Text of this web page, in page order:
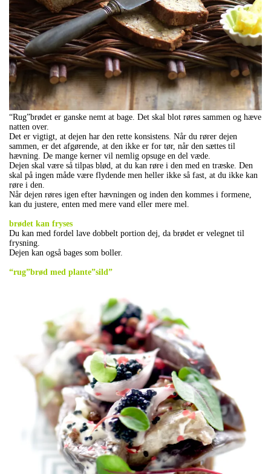
“Rug”brødet er ganske nemt at bage. Det skal blot røres sammen og hæve
natten over.
Det er vigtigt, at dejen har den rette konsistens. Når du rører dejen
sammen, er det afgørende, at den ikke er for tør, når den sættes til
hævning. De mange kerner vil nemlig opsuge en del væde.
Dejen skal være så tilpas blød, at du kan røre i den med en træske. Den
skal på ingen måde være flydende men heller ikke så fast, at du ikke kan
røre i den.
Når dejen røres igen efter hævningen og inden den kommes i formene,
kan du justere, enten med mere vand eller mere mel.
brødet kan fryses
Du kan med fordel lave dobbelt portion dej, da brødet er velegnet til
frysning.
Dejen kan også bages som boller.
“rug”brød med plante”sild”